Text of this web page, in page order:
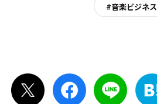
#音楽ビジネス